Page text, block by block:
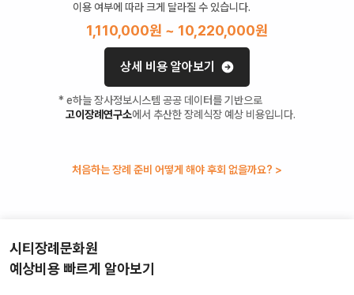
이용 여부에 따라 크게 달라질 수 있습니다.
1,110,000원 ~ 10,220,000원
상세 비용 알아보기
* e하늘 장사정보시스템 공공 데이터를 기반으로
고이장례연구소에서 추산한 장례식장 예상 비용입니다.
처음하는 장례 준비 어떻게 해야 후회 없을까요? >
시티장례문화원
예상비용 빠르게 알아보기